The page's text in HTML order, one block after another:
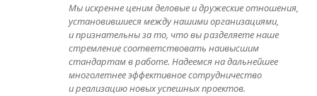
Мы искренне ценим деловые и дружеские отношения,
установившиеся между нашими организациями,
и признательны за то, что вы разделяете наше
стремление соответствовать наивысшим
стандартам в работе. Надеемся на дальнейшее
многолетнее эффективное сотрудничество
и реализацию новых успешных проектов.